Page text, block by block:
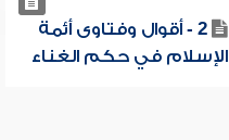
2 - أقوال وفتاوى أئمة
الإسلام في حكم الغناء